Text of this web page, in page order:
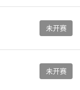
未开赛
未开赛